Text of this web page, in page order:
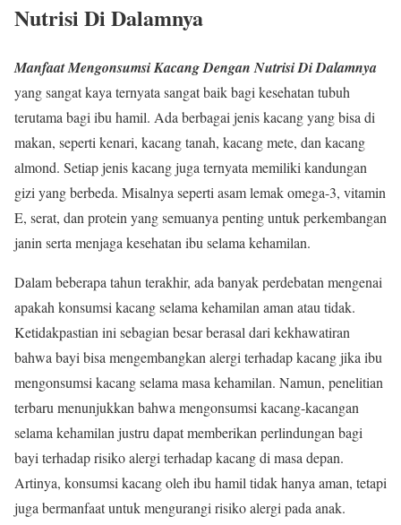
Nutrisi Di Dalamnya
Manfaat Mengonsumsi Kacang Dengan Nutrisi Di Dalamnya
yang sangat kaya ternyata sangat baik bagi kesehatan tubuh
terutama bagi ibu hamil. Ada berbagai jenis kacang yang bisa di
makan, seperti kenari, kacang tanah, kacang mete, dan kacang
almond. Setiap jenis kacang juga ternyata memiliki kandungan
gizi yang berbeda. Misalnya seperti asam lemak omega-3, vitamin
E, serat, dan protein yang semuanya penting untuk perkembangan
janin serta menjaga kesehatan ibu selama kehamilan.
Dalam beberapa tahun terakhir, ada banyak perdebatan mengenai
apakah konsumsi kacang selama kehamilan aman atau tidak.
Ketidakpastian ini sebagian besar berasal dari kekhawatiran
bahwa bayi bisa mengembangkan alergi terhadap kacang jika ibu
mengonsumsi kacang selama masa kehamilan. Namun, penelitian
terbaru menunjukkan bahwa mengonsumsi kacang-kacangan
selama kehamilan justru dapat memberikan perlindungan bagi
bayi terhadap risiko alergi terhadap kacang di masa depan.
Artinya, konsumsi kacang oleh ibu hamil tidak hanya aman, tetapi
juga bermanfaat untuk mengurangi risiko alergi pada anak.